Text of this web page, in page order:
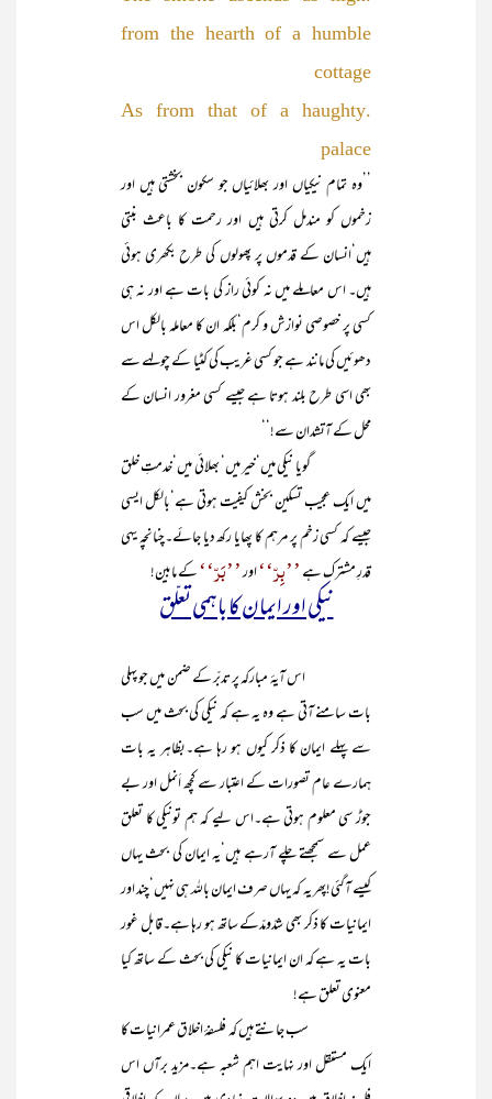
from the hearth of a humble
cottage
.As from that of a haughty
palace
’’وہ تمام نیکیاں اور بھلائیاں جو سکون بخشتی ہیں اور
زخموں کو مندمل کرتی ہیں اور رحمت کا باعث بنتی
ہیں‘انسان کے قدموں پر پھولوں کی طرح بکھری ہوئی
ہیں۔ اس معاملے میں نہ کوئی راز کی بات ہے اور نہ ہی
کسی پر خصوصی نوازش و کرم‘بلکہ ان کا معاملہ بالکل اس
دھوئیں کی مانند ہے جو کسی غریب کی کٹیا کے چولہے سے
بھی اسی طرح بلند ہوتا ہے جیسے کسی مغرور انسان کے
محل کے آتشدان سے!‘‘
گویا نیکی میں‘خیر میں‘ بھلائی میں‘خدمتِ خلق
میں ایک عجیب تسکین بخش کیفیت ہوتی ہے‘بالکل ایسی
جیسے کہ کسی زخم پر مرہم کا پھایا رکھ دیا جائے۔چنانچہ یہی
قدرِ مشترک ہے’’بِرّ‘‘اور’’بَرّ‘‘کے مابین!
نیکی اور ایمان کا باہمی تعلّق
اس آیۂ مبارکہ پر تدبّر کے ضمن میں جو پہلی
بات سامنے آتی ہے وہ یہ ہے کہ نیکی کی بحث میں سب
سے پہلے ایمان کا ذکر کیوں ہو رہا ہے۔بظاہر یہ بات
ہمارے عام تصورات کے اعتبار سے کچھ اَنمل اور بے
جوڑ سی معلوم ہوتی ہے۔اس لیے کہ ہم تونیکی کا تعلق
عمل سے سمجھتے چلے آرہے ہیں‘یہ ایمان کی بحث یہاں
کیسے آگئی!پھر یہ کہ یہاں صرف ایمان باللہ ہی نہیں‘چند اور
ایمانیات کا ذکر بھی شدّومدّکے ساتھ ہو رہا ہے۔قابل غور
بات یہ ہے کہ ان ایمانیات کا نیکی کی بحث کے ساتھ کیا
معنوی تعلق ہے!
سب جانتے ہیں کہ فلسفۂ اخلاق عمرانیات کا
ایک مستقل اور نہایت اہم شعبہ ہے۔مزید برآں اس